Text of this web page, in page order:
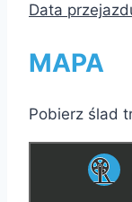
Data
MAPA
Pobierz ślad